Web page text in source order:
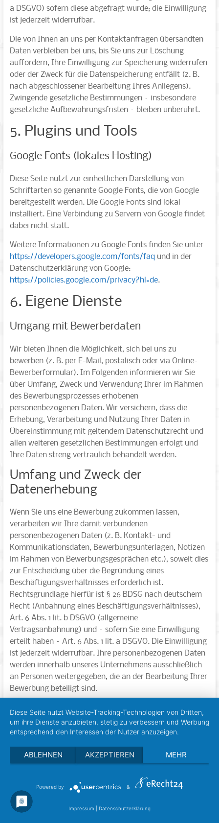
a DSGVO) sofern diese abgefragt wurde; die Einwilligung
ist jederzeit widerrufbar.
Die von Ihnen an uns per Kontaktanfragen übersandten
Daten verbleiben bei uns, bis Sie uns zur Löschung
auffordern, Ihre Einwilligung zur Speicherung widerrufen
oder der Zweck für die Datenspeicherung entfällt (z. B.
nach abgeschlossener Bearbeitung Ihres Anliegens).
Zwingende gesetzliche Bestimmungen – insbesondere
gesetzliche Aufbewahrungsfristen – bleiben unberührt.
5. Plugins und Tools
Google Fonts (lokales Hosting)
Diese Seite nutzt zur einheitlichen Darstellung von
Schriftarten so genannte Google Fonts, die von Google
bereitgestellt werden. Die Google Fonts sind lokal
installiert. Eine Verbindung zu Servern von Google findet
dabei nicht statt.
Weitere Informationen zu Google Fonts finden Sie unter
https://developers.google.com/fonts/faqund in der
Datenschutzerklärung von Google:
https://policies.google.com/privacy?hl=de.
6. Eigene Dienste
Umgang mit Bewerberdaten
Wir bieten Ihnen die Möglichkeit, sich bei uns zu
bewerben (z. B. per E-Mail, postalisch oder via Online-
Bewerberformular). Im Folgenden informieren wir Sie
über Umfang, Zweck und Verwendung Ihrer im Rahmen
des Bewerbungsprozesses erhobenen
personenbezogenen Daten. Wir versichern, dass die
Erhebung, Verarbeitung und Nutzung Ihrer Daten in
Übereinstimmung mit geltendem Datenschutzrecht und
allen weiteren gesetzlichen Bestimmungen erfolgt und
Ihre Daten streng vertraulich behandelt werden.
Umfang und Zweck der
Datenerhebung
Wenn Sie uns eine Bewerbung zukommen lassen,
verarbeiten wir Ihre damit verbundenen
personenbezogenen Daten (z. B. Kontakt- und
Kommunikationsdaten, Bewerbungsunterlagen, Notizen
im Rahmen von Bewerbungsgesprächen etc.), soweit dies
zur Entscheidung über die Begründung eines
Beschäftigungsverhältnisses erforderlich ist.
Rechtsgrundlage hierfür ist § 26 BDSG nach deutschem
Recht (Anbahnung eines Beschäftigungsverhältnisses),
Art. 6 Abs. 1 lit. b DSGVO (allgemeine
Vertragsanbahnung) und – sofern Sie eine Einwilligung
erteilt haben – Art. 6 Abs. 1 lit. a DSGVO. Die Einwilligung
ist jederzeit widerrufbar. Ihre personenbezogenen Daten
werden innerhalb unseres Unternehmens ausschließlich
an Personen weitergegeben, die an der Bearbeitung Ihrer
Bewerbung beteiligt sind.
Sofern die Bewerbung erfolgreich ist, werden die von
Ihnen eingereichten Daten auf Grundlage von § 26 BDSG
und Art. 6 Abs. 1 lit. b DSGVO zum Zwecke der
unseren Datenverarbeitungssystemen gespeichert.
Aufbewahrungsdauer der Daten
Sofern wir Ihnen kein Stellenangebot machen können,
Sie ein Stellenangebot ablehnen oder Ihre Bewerbung
Diese Seite nutzt Website-Tracking-Technologien von Dritten,
um ihre Dienste anzubieten, stetig zu verbessern und Werbung
entsprechend den Interessen der Nutzer anzuzeigen.
ABLEHNEN AKZEPTIEREN MEHR
Powered by &
Impressum Datenschutzerklärung